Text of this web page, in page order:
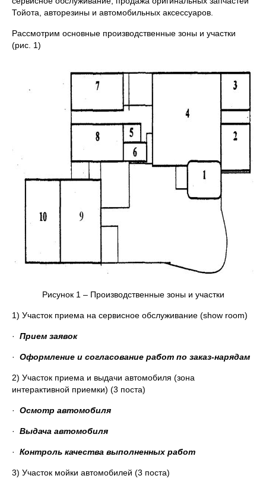
Тойота, авторезины и автомобильных аксессуаров.
Рассмотрим основные производственные зоны и участки
(рис. 1)
Рисунок 1 – Производственные зоны и участки
1) Участок приема на сервисное обслуживание (show room)
· Прием заявок
· Оформление и согласование работ по заказ-нарядам
2) Участок приема и выдачи автомобиля (зона
интерактивной приемки) (3 поста)
· Осмотр автомобиля
· Выдача автомобиля
· Контроль качества выполненных работ
3) Участок мойки автомобилей (3 поста)